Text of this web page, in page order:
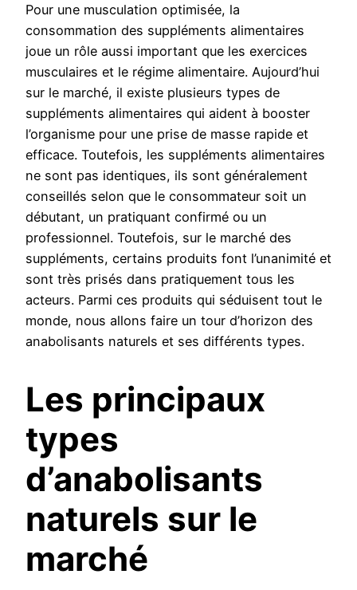
Pour une musculation optimisée, la
consommation des suppléments alimentaires
joue un rôle aussi important que les exercices
musculaires et le régime alimentaire. Aujourd’hui
sur le marché, il existe plusieurs types de
suppléments alimentaires qui aident à booster
l’organisme pour une prise de masse rapide et
efficace. Toutefois, les suppléments alimentaires
ne sont pas identiques, ils sont généralement
conseillés selon que le consommateur soit un
débutant, un pratiquant confirmé ou un
professionnel. Toutefois, sur le marché des
suppléments, certains produits font l’unanimité et
sont très prisés dans pratiquement tous les
acteurs. Parmi ces produits qui séduisent tout le
monde, nous allons faire un tour d’horizon des
anabolisants naturels et ses différents types.
Les principaux
types
d’anabolisants
naturels sur le
marché